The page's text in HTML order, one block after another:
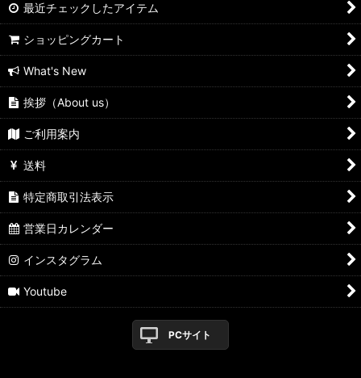
最近チェックしたアイテム
ショッピングカート
What's New
挨拶（About us）
ご利用案内
送料
特定商取引法表示
営業日カレンダー
インスタグラム
Youtube
PCサイト